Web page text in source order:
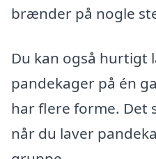
brænder på nogle
Du kan også hurtigt
pandekager på én
har flere forme. Det
når du laver